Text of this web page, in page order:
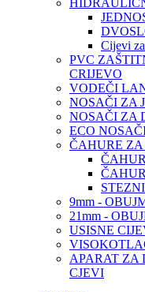
Cijevi
PVC
CRIJEVO
VODEČI
NOSAČI ZA
NOSAČI ZA
ECO
ČAHURE ZA
9mm -
21mm -
USISNE
APARAT ZA
CJEVI